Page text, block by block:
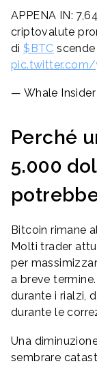
APPENA IN:
criptovalute
di$BTC
— Whale Insider
Perché
5.000
Bitcoin rimane
Molti trader
per
a breve
durante i rialzi,
durante le
Una
sembrare